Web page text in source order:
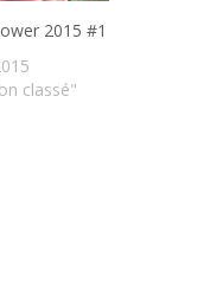
2015 #1
classé"